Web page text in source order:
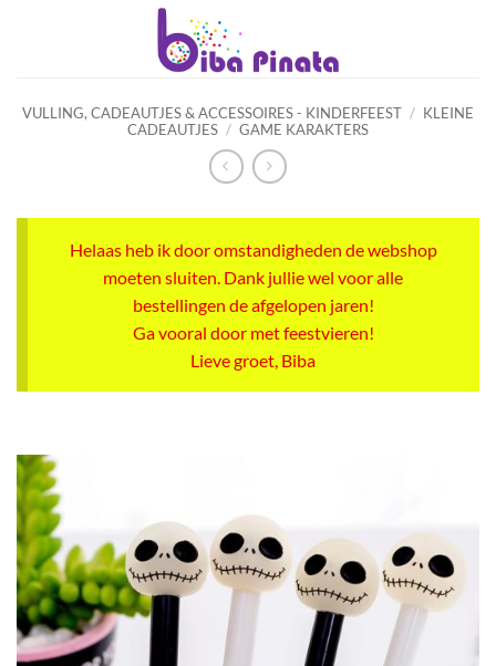
VULLING, CADEAUTJES & ACCESSOIRES - KINDERFEEST / KLEINE
CADEAUTJES / GAME KARAKTERS
Helaas heb ik door omstandigheden de webshop
moeten sluiten. Dank jullie wel voor alle
bestellingen de afgelopen jaren!
Ga vooral door met feestvieren!
Lieve groet, Biba